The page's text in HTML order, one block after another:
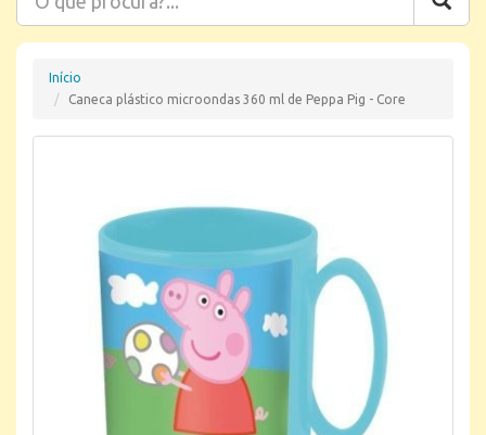
Início
Caneca plástico microondas 360 ml de Peppa Pig - Core